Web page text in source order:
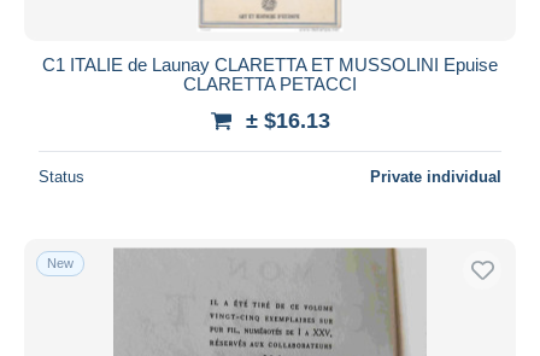
C1 ITALIE de Launay CLARETTA ET MUSSOLINI Epuise
CLARETTA PETACCI
± $16.13
Status Private individual
New